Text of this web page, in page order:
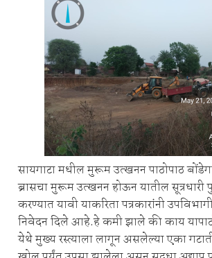
सायगाटा मधील मुरूम उत्खनन पाठोपाठ
ब्रासचा मुरूम उत्खनन होऊन यातील सूत्रधारी
करण्यात यावी याकरिता पत्रकारांनी
निवेदन दिले आहे.हे कमी झाले की काय
येथे मुख्य रस्त्याला लागून असलेल्या एका